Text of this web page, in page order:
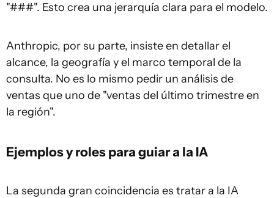
"###". Esto crea una jerarquía clara para el modelo.
Anthropic, por su parte, insiste en detallar el
alcance, la geografía y el marco temporal de la
consulta. No es lo mismo pedir un análisis de
ventas que uno de "ventas del último trimestre en
la región".
Ejemplos y roles para guiar a la IA
La segunda gran coincidencia es tratar a la IA